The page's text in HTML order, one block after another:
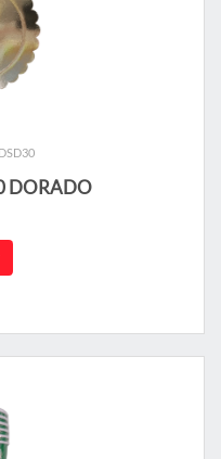
DORADO